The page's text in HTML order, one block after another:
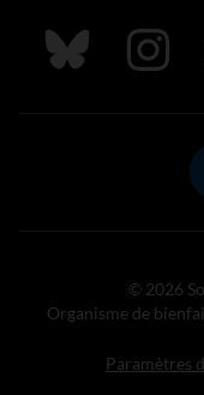
Suivez nous sur
Suivez
© 2026
Organisme de
Paramètres